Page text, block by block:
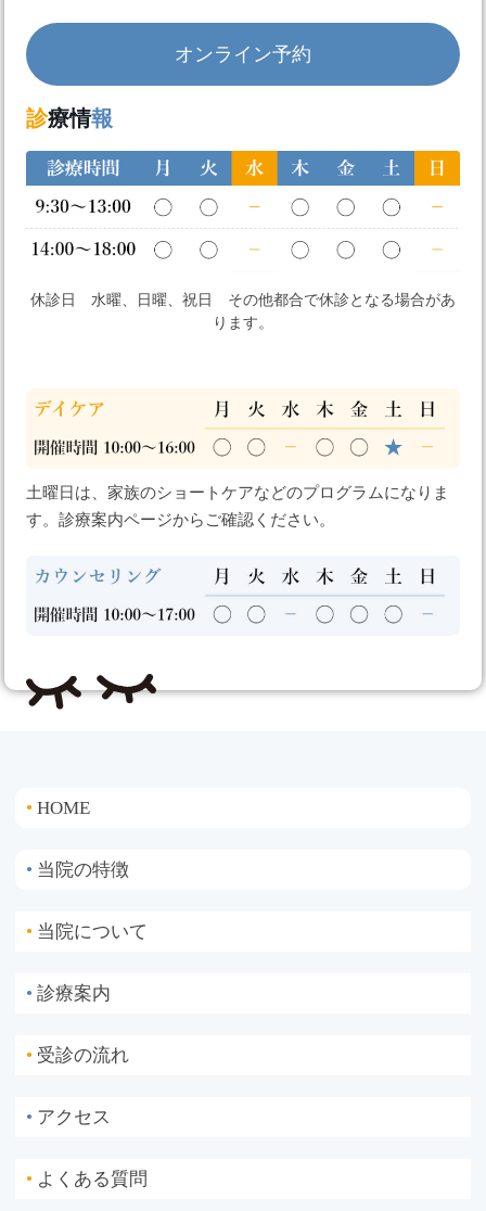
オンライン予約
診療情報
休診日 水曜、日曜、祝日 その他都合で休診となる場合があ
ります。
土曜日は、家族のショートケアなどのプログラムになりま
す。診療案内ページからご確認ください。
● HOME
● 当院の特徴
● 当院について
● 診療案内
● 受診の流れ
● アクセス
● よくある質問